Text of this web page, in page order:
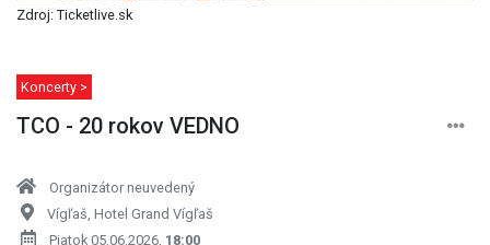
Zdroj: Ticketlive.sk
Koncerty >
TCO - 20 rokov VEDNO
Organizátor neuvedený
Vígľaš, Hotel Grand Vígľaš
Piatok 05.06.2026, 18:00